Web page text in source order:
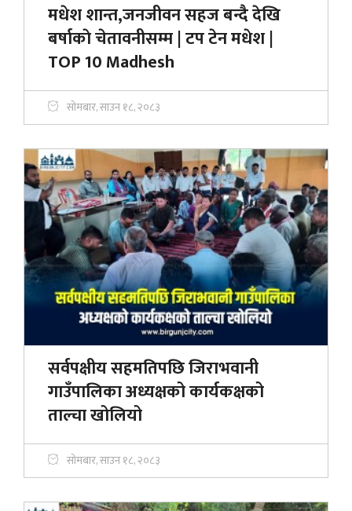
मधेश शान्त,जनजीवन सहज बन्दै देखि
बर्षाकाे चेतावनीसम्म | टप टेन मधेश |
TOP 10 Madhesh
सोमबार, साउन १८, २०८३
सर्वपक्षीय सहमतिपछि जिराभवानी
गाउँपालिका अध्यक्षको कार्यकक्षको
ताल्चा खोलियो
सोमबार, साउन १८, २०८३